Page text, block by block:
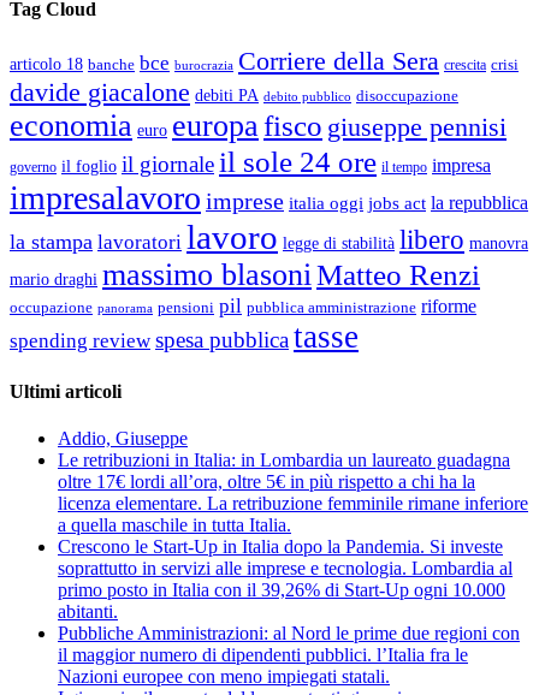
Tag Cloud
articolo 18 banche bce burocrazia Corriere della Sera crescita crisi
davide giacalone debiti PA debito pubblico disoccupazione
economia euro europa fisco giuseppe pennisi
governo il foglio il giornale il sole 24 ore il tempo impresa
impresalavoro imprese italia oggi jobs act la repubblica
la stampa lavoratori lavoro legge di stabilità libero manovra
mario draghi massimo blasoni Matteo Renzi
occupazione panorama pensioni pil pubblica amministrazione riforme
spending review spesa pubblicatasse
Ultimi articoli
Addio, Giuseppe
Le retribuzioni in Italia: in Lombardia un laureato guadagna
oltre 17€ lordi all’ora, oltre 5€ in più rispetto a chi ha la
licenza elementare. La retribuzione femminile rimane inferiore
a quella maschile in tutta Italia.
Crescono le Start-Up in Italia dopo la Pandemia. Si investe
soprattutto in servizi alle imprese e tecnologia. Lombardia al
primo posto in Italia con il 39,26% di Start-Up ogni 10.000
abitanti.
Pubbliche Amministrazioni: al Nord le prime due regioni con
il maggior numero di dipendenti pubblici. l’Italia fra le
Nazioni europee con meno impiegati statali.